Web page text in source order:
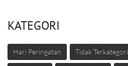
KATEGORI
Hari Peringatan Tidak Terkategori